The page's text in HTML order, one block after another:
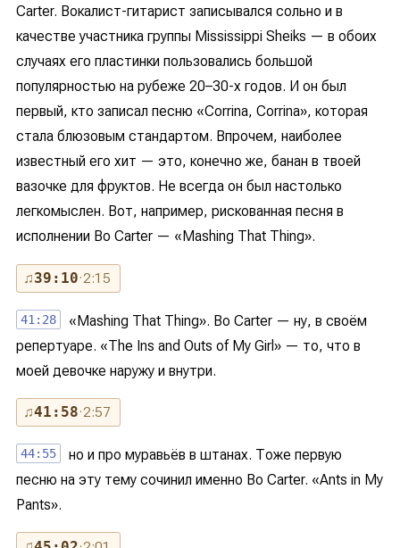
Carter. Вокалист-гитарист записывался сольно и в
качестве участника группы Mississippi Sheiks — в обоих
случаях его пластинки пользовались большой
популярностью на рубеже 20–30-х годов. И он был
первый, кто записал песню «Corrina, Corrina», которая
стала блюзовым стандартом. Впрочем, наиболее
известный его хит — это, конечно же, банан в твоей
вазочке для фруктов. Не всегда он был настолько
легкомыслен. Вот, например, рискованная песня в
исполнении Bo Carter — «Mashing That Thing».
♫39:10· 2:15
41:28
«Mashing That Thing». Bo Carter — ну, в своём
репертуаре. «The Ins and Outs of My Girl» — то, что в
моей девочке наружу и внутри.
♫41:58· 2:57
44:55
но и про муравьёв в штанах. Тоже первую
песню на эту тему сочинил именно Bo Carter. «Ants in My
Pants».